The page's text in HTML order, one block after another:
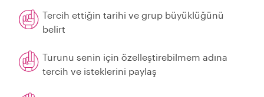
Tercih ettiğin tarihi ve grup büyüklüğünü
belirt
Turunu senin için özelleştirebilmem adına
tercih ve isteklerini paylaş